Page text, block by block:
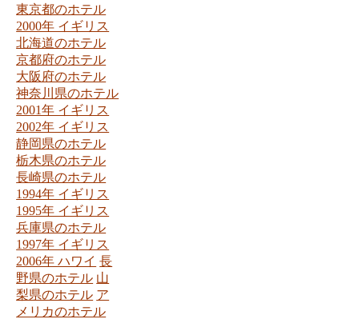
東京都のホテル
2000年 イギリス
北海道のホテル
京都府のホテル
大阪府のホテル
神奈川県のホテル
2001年 イギリス
2002年 イギリス
静岡県のホテル
栃木県のホテル
長崎県のホテル
1994年 イギリス
1995年 イギリス
兵庫県のホテル
1997年 イギリス
2006年 ハワイ 長
野県のホテル 山
梨県のホテル ア
メリカのホテル